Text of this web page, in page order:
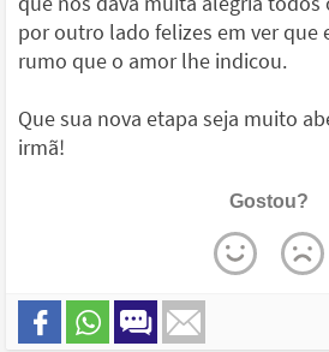
por outro lado felizes em ver que
rumo que o amor lhe indicou.
Que sua nova etapa seja muito
irmã!
Gostou?